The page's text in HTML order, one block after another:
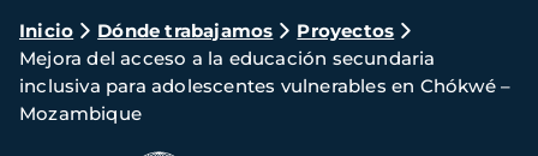
Ruta
de
navegación
Inicio Dónde trabajamos
Proyectos
Mejora del acceso a la educación secundaria
inclusiva para adolescentes vulnerables en Chókwé –
Mozambique